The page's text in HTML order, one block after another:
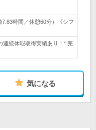
時間／休憩60分）《シフ
続休暇取得実績あり！* 完
気になる